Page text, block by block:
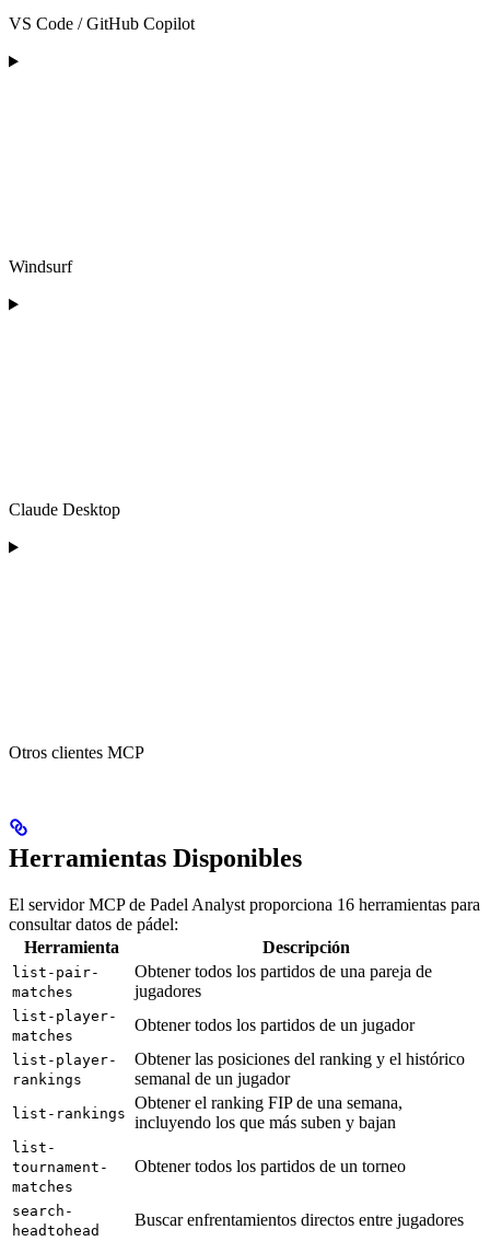
VS Code / GitHub Copilot
Windsurf
Claude Desktop
Otros clientes MCP
Herramientas Disponibles
El servidor MCP de Padel Analyst proporciona 16 herramientas para
consultar datos de pádel:
Herramienta
Descripción
list-pair-
matches
Obtener todos los partidos de una pareja de
jugadores
list-player-
matches
Obtener todos los partidos de un jugador
list-player-
rankings
Obtener las posiciones del ranking y el histórico
semanal de un jugador
list-rankings
Obtener el ranking FIP de una semana,
incluyendo los que más suben y bajan
list-
tournament-
matches
Obtener todos los partidos de un torneo
search-
headtohead
Buscar enfrentamientos directos entre jugadores